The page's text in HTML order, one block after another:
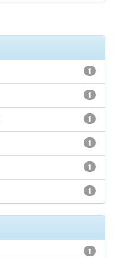
1
1
1
1
1
1
1